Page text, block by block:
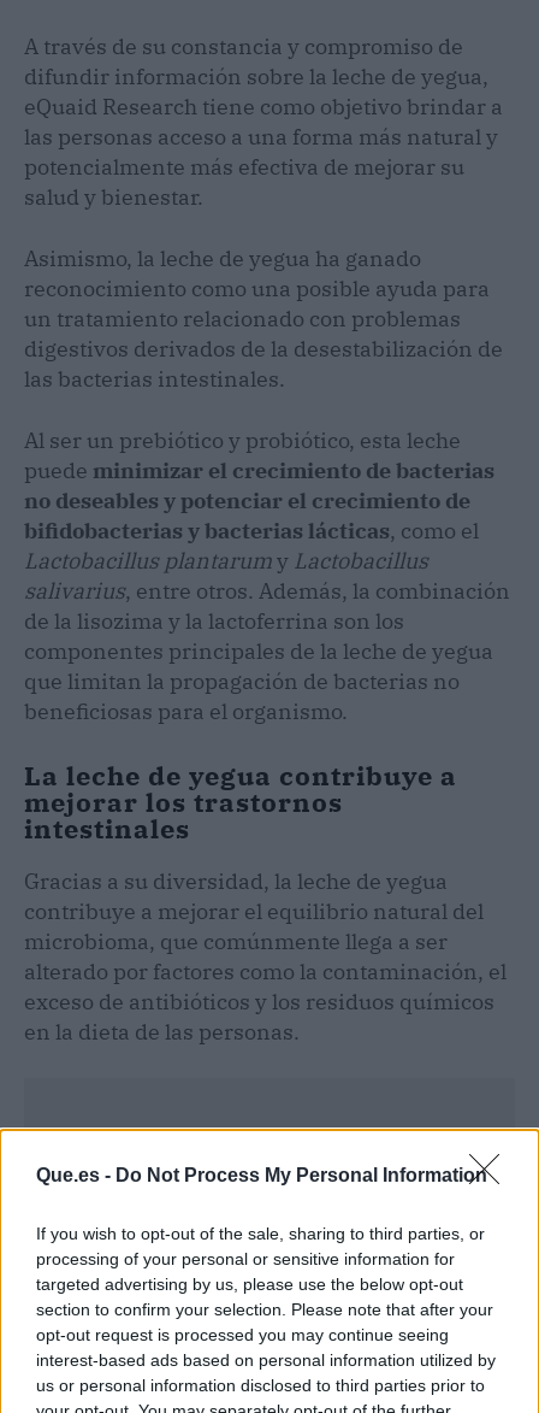
Que.es - Do Not Process My Personal Information
If you wish to opt-out of the sale, sharing to third parties, or
processing of your personal or sensitive information for
targeted advertising by us, please use the below opt-out
section to confirm your selection. Please note that after your
opt-out request is processed you may continue seeing
interest-based ads based on personal information utilized by
us or personal information disclosed to third parties prior to
A través de su constancia y compromiso de
difundir información sobre la leche de yegua,
eQuaid Research tiene como objetivo brindar a
las personas acceso a una forma más natural y
potencialmente más efectiva de mejorar su
salud y bienestar.
Asimismo, la leche de yegua ha ganado
reconocimiento como una posible ayuda para
un tratamiento relacionado con problemas
digestivos derivados de la desestabilización de
las bacterias intestinales.
Al ser un prebiótico y probiótico, esta leche
puede minimizar el crecimiento de bacterias
no deseables y potenciar el crecimiento de
bifidobacterias y bacterias lácticas, como el
Lactobacillus plantarumy Lactobacillus
salivarius, entre otros. Además, la combinación
de la lisozima y la lactoferrina son los
componentes principales de la leche de yegua
que limitan la propagación de bacterias no
beneficiosas para el organismo.
La leche de yegua contribuye a
mejorar los trastornos
intestinales
Gracias a su diversidad, la leche de yegua
contribuye a mejorar el equilibrio natural del
microbioma, que comúnmente llega a ser
alterado por factores como la contaminación, el
exceso de antibióticos y los residuos químicos
en la dieta de las personas.